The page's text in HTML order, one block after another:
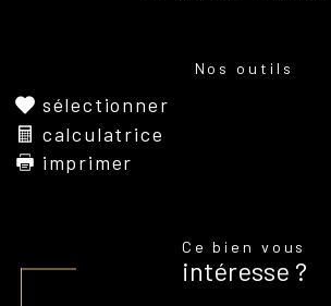
Nos outils
sélectionner
calculatrice
imprimer
Ce bien vous
intéresse ?